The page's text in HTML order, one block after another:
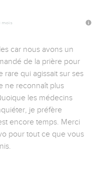
mois
car nous avons un
de la prière pour
rare qui agissait sur ses
ne reconnaît plus
les médecins
je préfère
encore temps. Merci
pour tout ce que vous